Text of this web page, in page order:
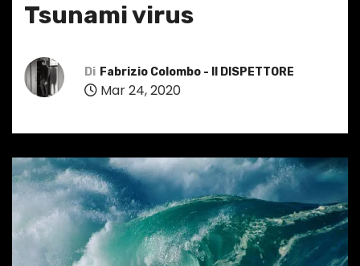
Tsunami virus
Di Fabrizio Colombo - Il DISPETTORE
Mar 24, 2020